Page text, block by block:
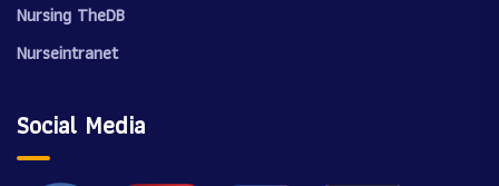
Nursing TheDB
Nurseintranet
Social Media